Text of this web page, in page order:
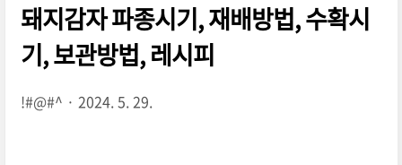
돼지감자 파종시기, 재배방법, 수확시
기, 보관방법, 레시피
!#@#^ 2024. 5. 29.